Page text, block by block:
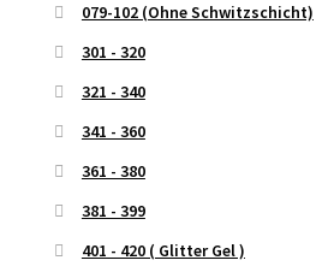
079-102 (Ohne Schwitzschicht)
301 - 320
321 - 340
341 - 360
361 - 380
381 - 399
401 - 420 ( Glitter Gel )